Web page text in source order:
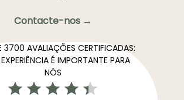
Contacte-nos →
3700 AVALIAÇÕES CERTIFICADAS:
É IMPORTANTE PARA
NÓS